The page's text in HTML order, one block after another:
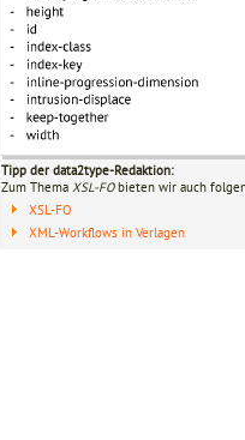
Tipp der data2type-Redaktion:
Zum Thema XSL-FObieten wir auch
XSL-FO
XML-Workflows in Verlagen